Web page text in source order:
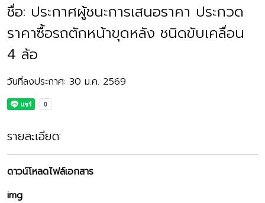
ชื่อ: ประกาศผู้ชนะการเสนอราคา ประกวด
ราคาซื้อรถตักหน้าขุดหลัง ชนิดขับเคลื่อน
4 ล้อ
วันที่ลงประกาศ: 30 ม.ค. 2569
รายละเอียด:
ดาวน์โหลดไฟล์เอกสาร
img